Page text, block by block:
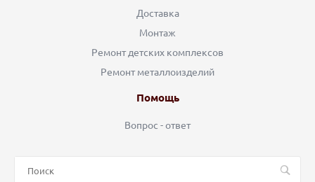
Доставка
Монтаж
Ремонт детских комплексов
Ремонт металлоизделий
Помощь
Вопрос - ответ